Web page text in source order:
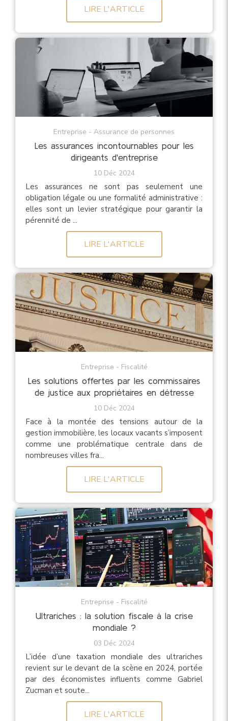
LIRE L'ARTICLE
Entreprise - Assurance de personnes
Les assurances incontournables pour les
dirigeants d'entreprise
10 Déc 2024
Les assurances ne sont pas seulement une
obligation légale ou une formalité administrative :
elles sont un levier stratégique pour garantir la
pérennité de ...
LIRE L'ARTICLE
Entreprise - Fiscalité
Les solutions offertes par les commissaires
de justice aux propriétaires en détresse
10 Déc 2024
Face à la montée des tensions autour de la
gestion immobilière, les locaux vacants s’imposent
comme une problématique centrale dans de
nombreuses villes fra...
LIRE L'ARTICLE
Entreprise - Fiscalité
Ultrariches : la solution fiscale à la crise
mondiale ?
03 Déc 2024
L’idée d’une taxation mondiale des ultrariches
revient sur le devant de la scène en 2024, portée
par des économistes influents comme Gabriel
Zucman et soute...
LIRE L'ARTICLE